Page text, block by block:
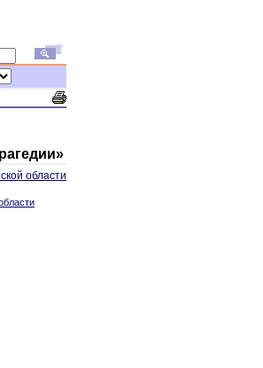
области